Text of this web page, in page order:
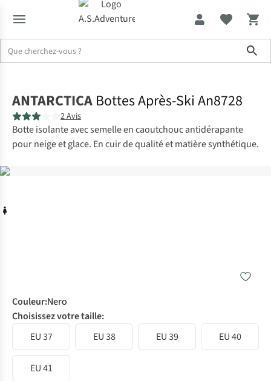
ANTARCTICA Bottes Après-Ski An8728
2 Avis
Botte isolante avec semelle en caoutchouc antidérapante
pour neige et glace. En cuir de qualité et matière synthétique.
Couleur:Nero
Choisissez votre taille:
EU 37
EU 38 EU 39 EU 40
EU 41